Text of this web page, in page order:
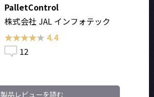
PalletControl
株式会社 JAL インフォテック
★★★★★
★★★★★ 4.4
12
製品レビューを読む